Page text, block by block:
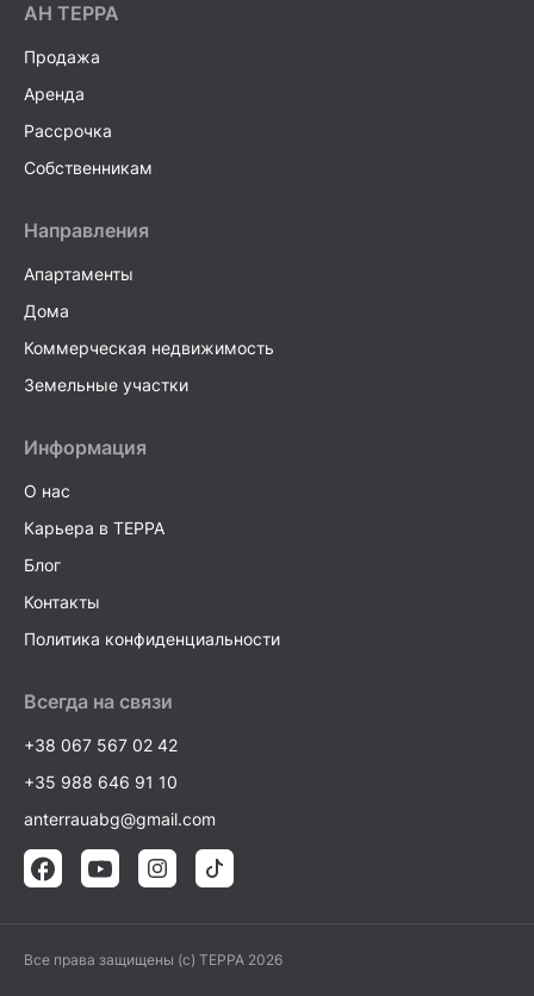
AH ТEPPA
Продажа
Аренда
Рассрочка
Собственникам
Направления
Апартаменты
Дома
Коммерческая недвижимость
Земельные участки
Информация
О нас
Карьера в TEPPA
Блог
Контакты
Политика конфиденциальности
Всегда на связи
+38 067 567 02 42
+35 988 646 91 10
anterrauabg@gmail.com
Все права защищены (c) TEPPA 2026